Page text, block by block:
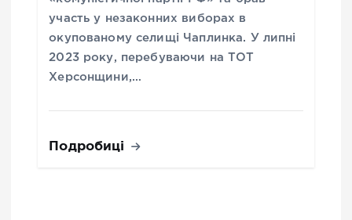
участь у незаконних виборах в
окупованому селищі Чаплинка. У липні
2023 року, перебуваючи на ТОТ
Херсонщини,…
Подробиці